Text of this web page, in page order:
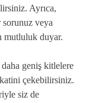
Ayrıca,
veya
mutluluk duyar.
daha geniş kitlelere
çekebilirsiniz.
siz de